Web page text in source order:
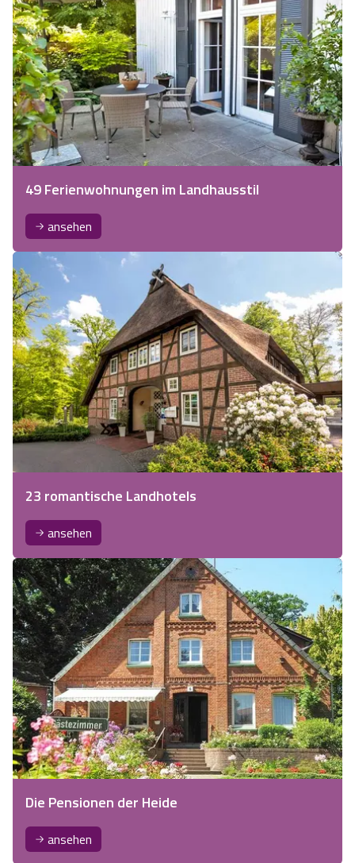
49 Ferienwohnungen im Landhausstil
ansehen
23 romantische Landhotels
ansehen
Die Pensionen der Heide
ansehen